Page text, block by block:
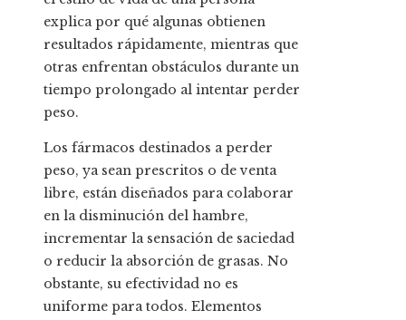
explica por qué algunas obtienen
resultados rápidamente, mientras que
otras enfrentan obstáculos durante un
tiempo prolongado al intentar perder
peso.
Los fármacos destinados a perder
peso, ya sean prescritos o de venta
libre, están diseñados para colaborar
en la disminución del hambre,
incrementar la sensación de saciedad
o reducir la absorción de grasas. No
obstante, su efectividad no es
uniforme para todos. Elementos